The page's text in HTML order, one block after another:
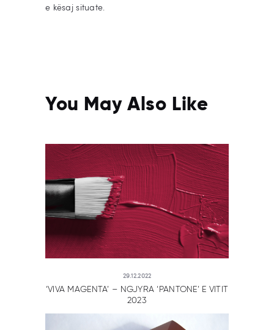
e kësaj situate.
You May Also Like
29.12.2022
‘VIVA MAGENTA’ – NGJYRA ‘PANTONE’ E VITIT
2023